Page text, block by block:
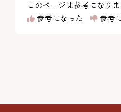
このページは参考になり
参考になった
参考